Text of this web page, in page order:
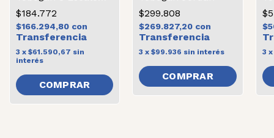
$184.772
$166.294,80 con
3 x $61.590,67 sin
interés
$299.808
$269.827,20 con
3 x$99.936 sin interés 3 x